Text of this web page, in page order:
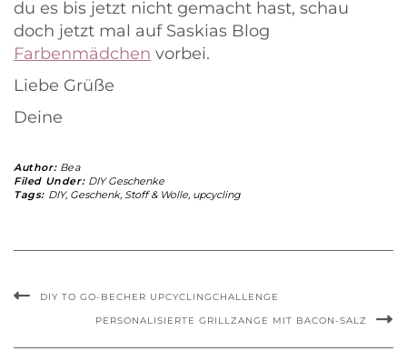
du es bis jetzt nicht gemacht hast, schau
doch jetzt mal auf Saskias Blog
Farbenmädchen vorbei.
Liebe Grüße
Deine
Author: Bea
Filed Under: DIY Geschenke
Tags: DIY, Geschenk, Stoff & Wolle, upcycling
DIY TO GO-BECHER UPCYCLINGCHALLENGE
PERSONALISIERTE GRILLZANGE MIT BACON-SALZ